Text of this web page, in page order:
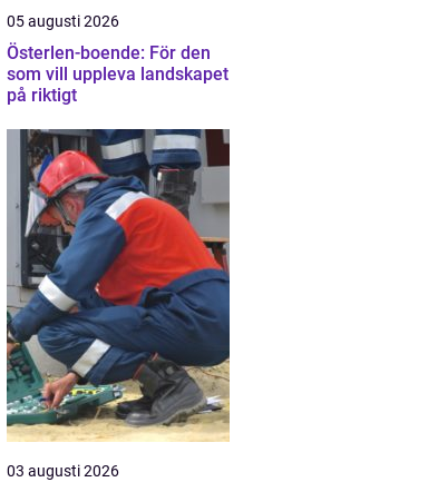
05 augusti 2026
Österlen-boende: För den
som vill uppleva landskapet
på riktigt
03 augusti 2026